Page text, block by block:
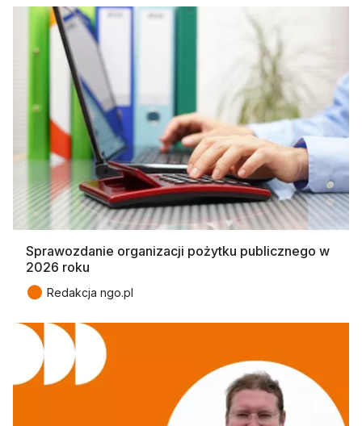
Sprawozdanie organizacji pożytku publicznego w
2026 roku
● Redakcja ngo.pl